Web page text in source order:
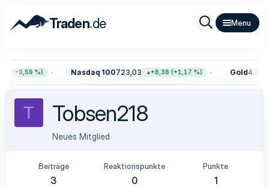
Traden.de
(+0,59 %) Nasdaq 100723,03 +8,38 (+1,17 %) Gold
T Tobsen218
Neues Mitglied
Beiträge
3
Reaktionspunkte
0
Punkte
1